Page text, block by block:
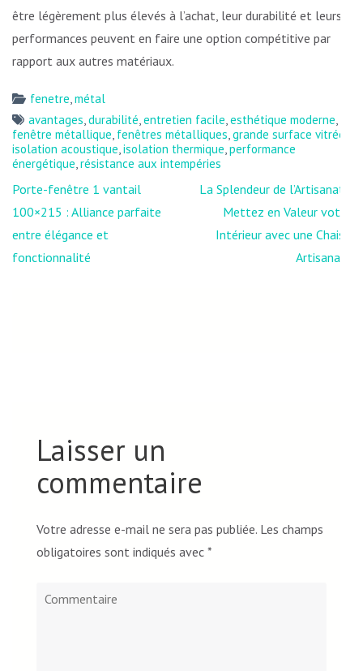
être légèrement plus élevés à l’achat, leur durabilité et leurs
performances peuvent en faire une option compétitive par
rapport aux autres matériaux.
fenetre métal
avantages durabilité entretien facile esthétique moderne
fenêtre métallique fenêtres métalliques grande surface vitrée
isolation acoustique isolation thermique performance
énergétique résistance aux intempéries
Navigation
de
l’article
Porte-fenêtre 1 vantail
100×215 : Alliance parfaite
entre élégance et
fonctionnalité
La Splendeur de l’Artisanat :
Mettez en Valeur votre
Intérieur avec une Chaise
Artisanale
Laisser un
commentaire
Votre adresse e-mail ne sera pas publiée. Les champs
obligatoires sont indiqués avec *
Commentaire